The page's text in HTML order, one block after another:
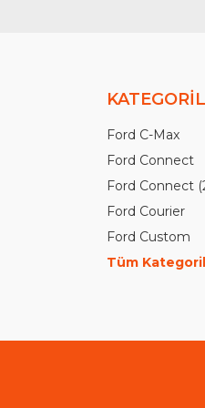
Ford C-Max
Ford Connect
Ford Connect
Ford Courier
Ford Custom
Tüm